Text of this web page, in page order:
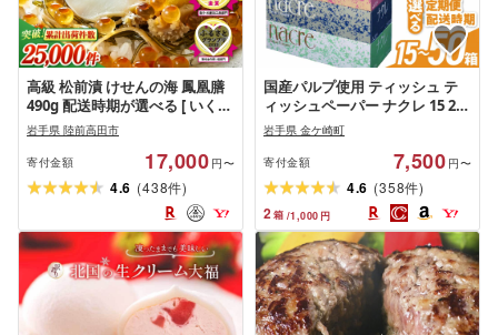
高級 松前漬 けせんの海 鳳凰膳
490g 配送時期が選べる [ いくら
アワビ フカヒレ 数の子 松前漬
け おかず 海鮮 魚介類 惣菜 海鮮
丼 ごはん お供 ギフト 贈答品 三
陸 あわび 鮑 ふかひれ 数量限定
ふるさと 人気 贅沢 金賞受賞 和
風おかず ] 高評価 ★4.83
岩手県 陸前高田市
寄付金額 17,000 円〜
4.6 (438件)
国産パルプ使用 ティッシュ テ
ィッシュペーパー ナクレ 15 25
50 箱 定期便 ティシュ パルプ 箱
ティッシュ ボックスティッシュ
日用品 節約 生活応援 消耗品 防
災 備蓄 大容量 岩手県 物価対策
大容量 コスパ
岩手県 金ケ崎町
寄付金額 7,500 円〜
4.6 (358件)
2箱 /1,000 円